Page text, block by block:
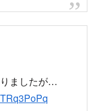
ましたが…